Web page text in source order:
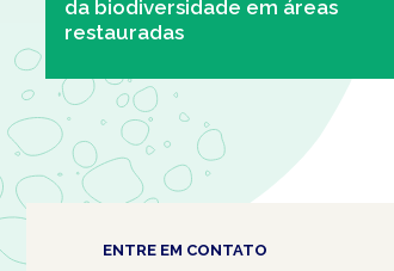
da biodiversidade em áreas
restauradas
ENTRE EM CONTATO